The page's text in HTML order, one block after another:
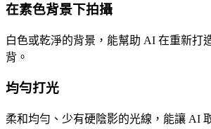
在素色背景下拍攝
白色或乾淨的背景，能幫助 AI 在重新打
背。
均勻打光
柔和均勻、少有硬陰影的光線，能讓 AI